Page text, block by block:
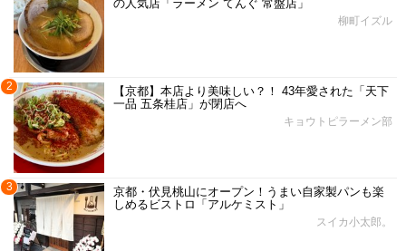
の人気店「ラーメン てんぐ 常盤店」
柳町イズル
2
【京都】本店より美味しい？！ 43年愛された「天下
一品 五条桂店」が閉店へ
キョウトピラーメン部
3
京都・伏見桃山にオープン！うまい自家製パンも楽
しめるビストロ「アルケミスト」
スイカ小太郎。